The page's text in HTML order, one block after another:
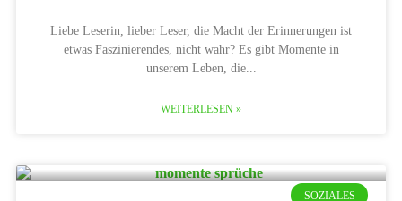
Liebe Leserin, lieber Leser, die Macht der Erinnerungen ist
etwas Faszinierendes, nicht wahr? Es gibt Momente in
unserem Leben, die
WEITERLESEN »
SOZIALES